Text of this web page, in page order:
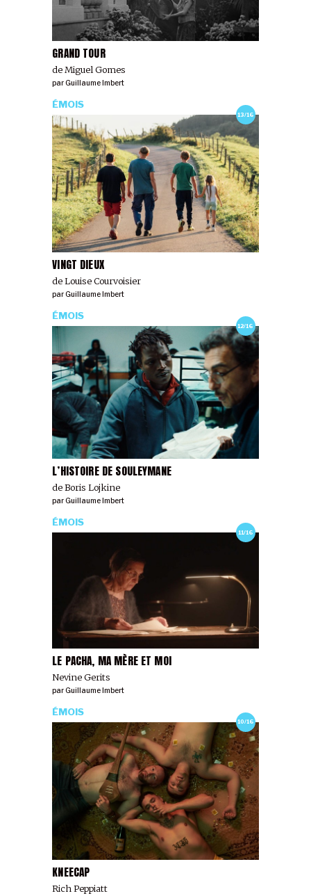
GRAND TOUR
de Miguel Gomes
parGuillaume Imbert
13/16
VINGT DIEUX
de Louise Courvoisier
ÉMOIS
parGuillaume Imbert
12/16
L’HISTOIRE DE SOULEYMANE
de Boris Lojkine
ÉMOIS
parGuillaume Imbert
11/16
LE PACHA, MA MÈRE ET MOI
Nevine Gerits
ÉMOIS
parGuillaume Imbert
10/16
KNEECAP
Rich Peppiatt
ÉMOIS